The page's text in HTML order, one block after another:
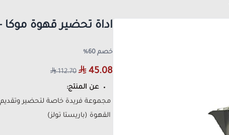
اداة تحضير قهوة
خصم 60%
45.08
112.70
عن المنتج:
مجموعة فريدة خاصة لتحضير
القهوة (باريستا تولز)